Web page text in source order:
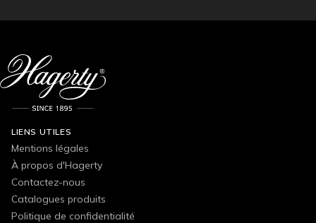
LIENS UTILES
Mentions légales
À propos d'Hagerty
Contactez-nous
Catalogues produits
Politique de confidentialité